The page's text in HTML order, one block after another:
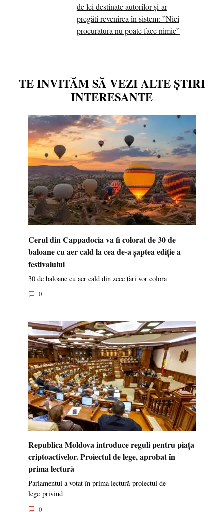
de lei destinate autorilor și-ar
pregăti revenirea în sistem: ”Nici
procuratura nu poate face nimic”
TE INVITĂM SĂ VEZI ALTE ȘTIRI
INTERESANTE
Cerul din Cappadocia va fi colorat de 30 de
baloane cu aer cald la cea de-a șaptea ediție a
festivalului
30 de baloane cu aer cald din zece țări vor colora
0
Republica Moldova introduce reguli pentru piața
criptoactivelor. Proiectul de lege, aprobat în
prima lectură
Parlamentul a votat în prima lectură proiectul de
lege privind
0